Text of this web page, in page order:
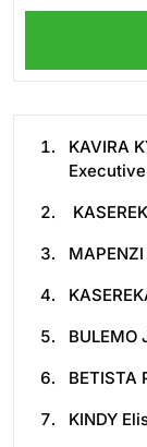
KAVIRA
BULEMO
BETISTA
KINDY